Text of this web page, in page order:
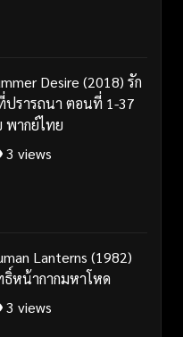
Desire (2018) รัก
ปรารถนา ตอนที่ 1-37
พากย์ไทย
3 views
Lanterns (1982)
หน้ากากมหาโหด
3 views